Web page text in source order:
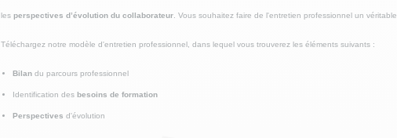
les perspectives d’évolution du collaborateur. Vous souhaitez faire de l'entretien professionnel un véritable
Téléchargez notre modèle d'entretien professionnel, dans lequel vous trouverez les éléments suivants :
Bilandu parcours professionnel
Identification des besoins de formation
Perspectives d'évolution